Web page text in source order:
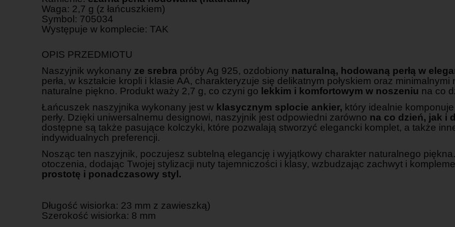
Waga: 2,7 g (z łańcuszkiem)
Symbol: 705034
Występuje w komplecie: TAK
OPIS PRZEDMIOTU
Naszyjnik wykonany ze srebra próby Ag 925, ozdobiony naturalną, hodowaną perłą w
perła, w kształcie kropli i klasie AA, charakteryzuje się delikatnym połyskiem oraz
naturalne piękno. Produkt waży 2,7 g, co czyni go lekkim i komfortowym w noszeniu na co
Łańcuszek naszyjnika wykonany jest w klasycznym splocie ankier, który idealnie
perły. Dzięki uniwersalnemu designowi, naszyjnik jest odpowiedni zarówno na co dzień, jak i
dostępne są także pasujące kolczyki, które pozwalają stworzyć elegancki komplet, a także
indywidualnych preferencji.
Nosząc ten naszyjnik, poczujesz subtelną elegancję i wyjątkowy charakter naturalnego
otoczenia, dodając Twojej stylizacji nuty tajemniczości i klasy, wzbudzając zachwyt i
prostotę i ponadczasowy styl.
Długość wisiorka: 23 mm z zawieszką)
Szerokość wisiorka: 8 mm